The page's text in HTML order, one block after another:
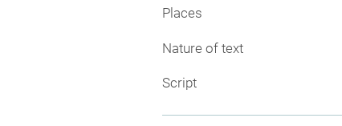
Places
Nature of text
Script